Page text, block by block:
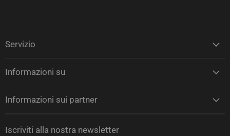
Servizio
Informazioni su
Informazioni sui partner
Iscriviti alla nostra newsletter